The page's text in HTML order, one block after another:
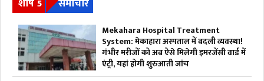
शीर्ष 5 समाचार
Mekahara Hospital Treatment
System: मेकाहारा अस्पताल में बदली व्यवस्था!
गंभीर मरीजों को अब ऐसे मिलेगी इमरजेंसी वार्ड में
एंट्री, यहां होगी शुरुआती जांच